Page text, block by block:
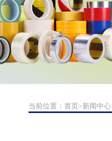
当前位置： 首页 >新闻中心